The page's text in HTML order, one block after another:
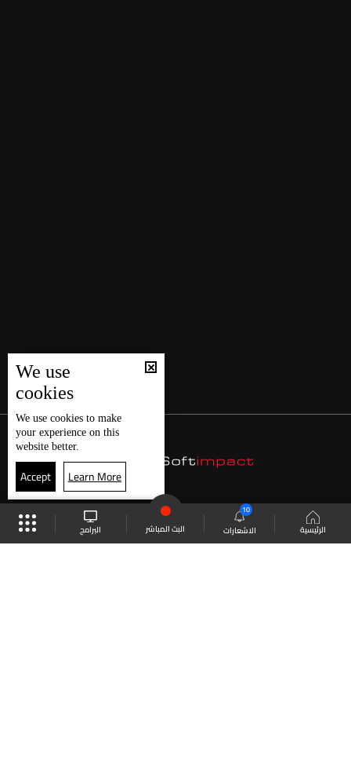
الرئيسية الاشعارات
10
البث المباشر البرامج
We use
cookies
We use cookies to make
your experience on this
website better.
Accept Learn More
موقع البرامج الجدول البث المباشر